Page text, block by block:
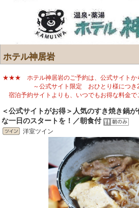
ホテル神居岩
★★★ ホテル神居岩のご予約は、公式サイト
～公式サイト限定 おひとり様につき
宿泊予約サイトよりも、いつでもお得な料金で
＜公式サイトがお得＞人気のすき焼き鍋
な一日のスタートを！／朝食付
洋室ツイン